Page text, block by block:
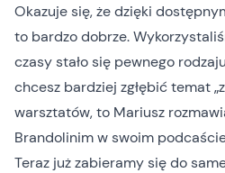
Okazuje się, że dzięki
to bardzo dobrze.
czasy stało się pewnego
chcesz bardziej zgłębić temat
warsztatów, to Mariusz
Brandolinimw swoim
Teraz już zabieramy się do